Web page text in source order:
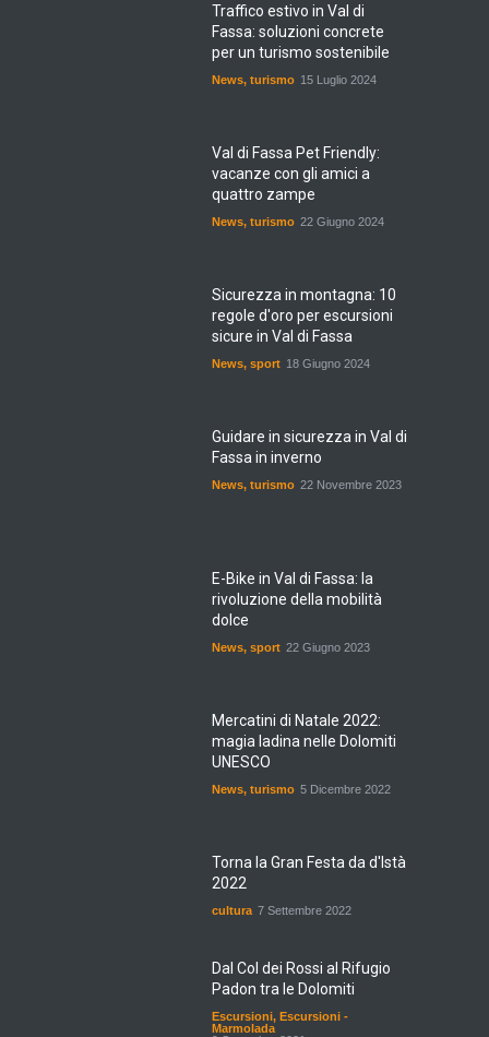
Traffico estivo in Val di
Fassa: soluzioni concrete
per un turismo sostenibile
News, turismo 15 Luglio 2024
Val di Fassa Pet Friendly:
vacanze con gli amici a
quattro zampe
News, turismo 22 Giugno 2024
Sicurezza in montagna: 10
regole d'oro per escursioni
sicure in Val di Fassa
News, sport 18 Giugno 2024
Guidare in sicurezza in Val di
Fassa in inverno
News, turismo 22 Novembre 2023
E-Bike in Val di Fassa: la
rivoluzione della mobilità
dolce
News, sport 22 Giugno 2023
Mercatini di Natale 2022:
magia ladina nelle Dolomiti
UNESCO
News, turismo 5 Dicembre 2022
Torna la Gran Festa da d'Istà
2022
cultura 7 Settembre 2022
Dal Col dei Rossi al Rifugio
Padon tra le Dolomiti
Escursioni, Escursioni -
Marmolada